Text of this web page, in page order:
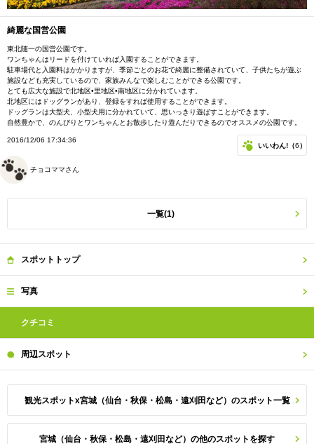
綺麗な国営公園
東北随一の国営公園です。
ワンちゃんはリードを付けていれば入園することができます。
駐車場代と入園料はかかりますが、季節ごとのお花で綺麗に整備されていて、子供たちが遊ぶ
施設なども充実しているので、家族みんなで楽しむことができる公園です。
とても広大な施設で北地区•里地区•南地区に分かれています。
北地区にはドッグランがあり、登録をすれば使用することができます。
ドッグランは大型犬、小型犬用に分かれていて、思いっきり遊ばすことができます。
自然豊かで、のんびりとワンちゃんとお散歩したり遊んだりできるのでオススメの公園です。
2016/12/06 17:34:36
いいわん!（6）
チョコママさん
一覧(1)
スポット トップ
写真
クチコミ
周辺スポット
観光スポットx宮城（仙台・秋保・松島・遠刈田など）のスポット一覧
宮城（仙台・秋保・松島・遠刈田など）の他のスポットを探す